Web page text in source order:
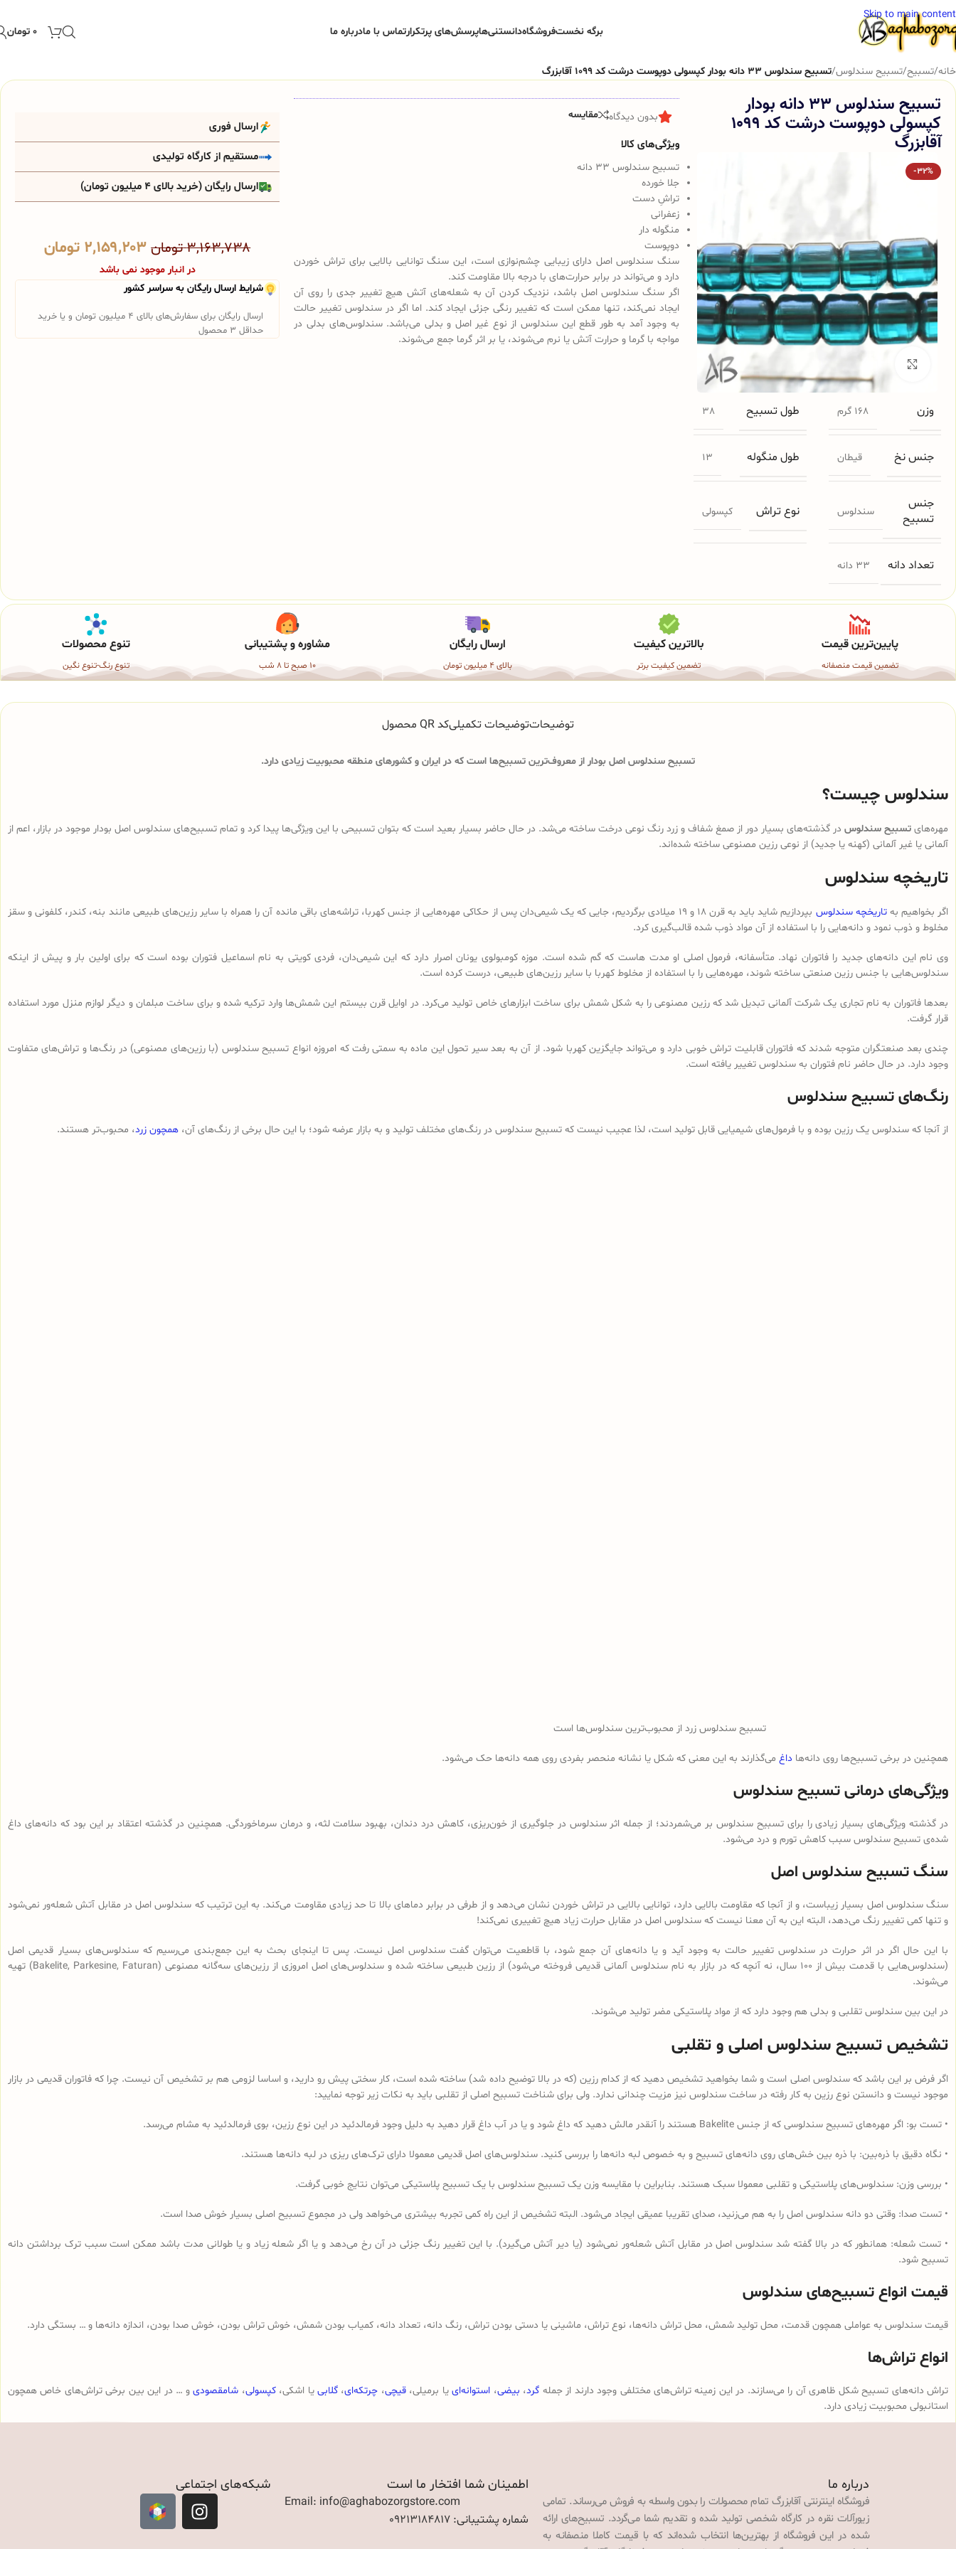
Skip to main content
برگه نخستفروشگاهدانستنی‌هاپرسش‌های پرتکرارتماس با مادرباره ما ۰ تومان
خانه/تسبیح/تسبیح سندلوس/تسبیح سندلوس 33 دانه بودار کپسولی دوپوست درشت کد 1099 آقابزرگ
تسبیح سندلوس 33 دانه بودار
کپسولی دوپوست درشت کد 1099
آقابزرگ
-32%
برای بزرگنمایی کلیک کنید
وزن 168 گرم طول تسبیح 38
جنس نخ قیطان طول منگوله 13
جنس
تسبیح
سندلوس نوع تراش کپسولی
تعداد دانه 33 دانه
بدون دیدگاه مقایسه
ویژگی‌های کالا
تسبیح سندلوس 33 دانه
جلا خورده
تراشِ دست
زعفرانی
منگوله دار
دوپوست
سنگ سندلوس اصل دارای زیبایی چشم‌نوازی است، این سنگ توانایی بالایی برای تراش خوردن
دارد و می‌تواند در برابر حرارت‌های با درجه بالا مقاومت کند.
اگر سنگ سندلوس اصل باشد، نزدیک کردن آن به شعله‌های آتش هیچ تغییر جدی را روی آن
ایجاد نمی‌کند، تنها ممکن است که تغییر رنگی جزئی ایجاد کند. اما اگر در سندلوس تغییر حالت
به وجود آمد به طور قطع این سندلوس از نوع غیر اصل و بدلی می‌باشد. سندلوس‌های بدلی در
مواجه با گرما و حرارت آتش یا نرم می‌شوند، یا بر اثر گرما جمع می‌شوند.
ارسال فوری
مستقیم از کارگاه تولیدی
ارسال رایگان (خرید بالای 4 میلیون تومان)
۳,۱۶۳,۷۳۸تومان ۲,۱۵۹,۲۰۳ تومان
در انبار موجود نمی باشد
شرایط ارسال رایگان به سراسر کشور
ارسال رایگان برای سفارش‌های بالای 4 میلیون تومان و یا خرید
حداقل 3 محصول
پایین‌ترین قیمت
تضمین قیمت منصفانه
بالاترین کیفیت
تضمین کیفیت برتر
ارسال رایگان
بالای 4 میلیون تومان
مشاوره و پشتیبانی
10 صبح تا 8 شب
تنوع محصولات
تنوع رنگ-تنوع نگین
توضیحاتتوضیحات تکمیلیکد QR محصول
تسبیح سندلوس اصل بودار از معروف‌ترین تسبیح‌ها است که در ایران و کشورهای منطقه محبوبیت زیادی دارد.
سندلوس چیست؟
مهره‌های تسبیح سندلوس در گذشته‌های بسیار دور از صمغ شفاف و زرد رنگ نوعی درخت ساخته می‌شد. در حال حاضر بسیار بعید است که بتوان تسبیحی با این ویژگی‌ها پیدا کرد و تمام تسبیح‌های سندلوس‌ اصل بودار موجود در بازار، اعم از
آلمانی یا غیر آلمانی (کهنه یا جدید) از نوعی رزین مصنوعی ساخته شده‌اند.
تاریخچه سندلوس
اگر بخواهیم بهتاریخچه سندلوس
بپردازیم شاید باید به قرن 18 و 19 میلادی برگردیم، جایی که یک شیمی‌دان پس از حکاکی مهره‌هایی از جنس کهربا، تراشه‌های باقی مانده آن را همراه با سایر رزین‌های طبیعی مانند بنه، کندر، کلفونی و سقز
مخلوط و ذوب نمود و دانه‌هایی را با استفاده از آن مواد ذوب شده قالب‌گیری کرد.
وی نام این دانه‌های جدید را فاتوران نهاد. متأسفانه، فرمول اصلی او مدت هاست که گم شده است. موزه کومبولوی یونان اصرار دارد که این شیمی‌دان، فردی کویتی به نام اسماعیل فتوران بوده است که برای اولین بار و پیش از اینکه
سندلوس‌هایی با جنس رزین صنعتی ساخته شوند، مهره‌هایی را با استفاده از مخلوط کهربا با سایر رزین‌های طبیعی، درست کرده است.
بعدها فاتوران به نام تجاری یک شرکت آلمانی تبدیل شد که رزین مصنوعی را به شکل شمش برای ساخت ابزارهای خاص تولید می‌کرد. در اوایل قرن بیستم این شمش‌ها وارد ترکیه شده و برای ساخت مبلمان و دیگر لوازم منزل مورد استفاده
قرار گرفت.
چندی بعد صنعتگران متوجه شدند که فاتوران قابلیت تراش خوبی دارد و می‌تواند جایگزین کهربا شود. از آن به بعد سیر تحول این ماده به سمتی رفت که امروزه انواع تسبیح‌ سندلوس (با رزین‌های مصنوعی) در رنگ‌ها و تراش‌های متفاوت
وجود دارد. در حال حاضر نام فتوران به سندلوس تغییر یافته است.
رنگ‌های تسبیح سندلوس
از آنجا که سندلوس یک رزین بوده و با فرمول‌های شیمیایی قابل تولید است، لذا عجیب نیست که تسبیح سندلوس در رنگ‌های مختلف تولید و به بازار عرضه شود؛ با این حال برخی از رنگ‌های آن، همچون زرد، محبوب‌تر هستند.
تسبیح سندلوس زرد از محبوب‌ترین سندلوس‌ها است
همچنین در برخی تسبیح‌ها روی دانه‌ها داغ می‌گذارند به این معنی که شکل یا نشانه منحصر بفردی روی همه دانه‌ها حک می‌شود.
ویژگی‌های درمانی تسبیح سندلوس
در گذشته ویژگی‌های بسیار زیادی را برای تسبیح سندلوس بر می‌شمردند؛ از جمله اثر سندلوس در جلوگیری از خون‌ریزی، کاهش درد دندان، بهبود سلامت لثه، و درمان سرماخوردگی. همچنین در گذشته اعتقاد بر این بود که دانه‌های داغ
شده‌ی تسبیح سندلوس سبب کاهش تورم و درد می‌شود.
سنگ تسبیح سندلوس اصل
سنگ سندلوس اصل بسیار زیباست، و از آنجا که مقاومت بالایی دارد، توانایی بالایی در تراش خوردن نشان می‌دهد و از طرفی در برابر دماهای بالا تا حد زیادی مقاومت می‌کند. به این ترتیب که سندلوس اصل در مقابل آتش شعله‌ور نمی‌شود
و تنها کمی تغییر رنگ می‌دهد، البته این به آن معنا نیست که سندلوس اصل در مقابل حرارت زیاد هیچ تغییری نمی‌کند!
با این حال اگر در اثر حرارت در سندلوس تغییر حالت به وجود آید و یا دانه‌های آن جمع شود، با قاطعیت می‌توان گفت سندلوس اصل نیست. پس تا اینجای بحث به این جمع‌بندی می‌رسیم که سندلوس‌های بسیار قدیمی اصل
(سندلوس‌هایی با قدمت بیش از 100 سال، نه آنچه که در بازار به نام سندلوس آلمانی قدیمی فروخته می‌شود) از رزین طبیعی ساخته شده و سندلوس‌‌های اصل امروزی از رزین‌های سه‌گانه مصنوعی (Bakelite, Parkesine, Faturan) تهیه
می‌شوند.
در این بین سندلوس تقلبی و بدلی هم وجود دارد که از مواد پلاستیکی مضر تولید می‌شوند.
تشخیص تسبیح سندلوس اصلی و تقلبی
اگر فرض بر این باشد که سندلوس اصلی است و شما بخواهید تشخیص دهید که از کدام رزین (که در بالا توضیح داده شد) ساخته شده است، کار سختی پیش رو دارید، و اساسا لزومی هم بر تشخیص آن نیست. چرا که فاتوران قدیمی در بازار
موجود نیست و دانستن نوع رزین به کار رفته در ساخت سندلوس نیز مزیت چندانی ندارد. ولی برای شناخت تسبیح اصلی از تقلبی باید به نکات زیر توجه نمایید:
• تست بو: اگر مهره‌های تسبیح‌ سندلوسی که از جنس Bakelite هستند را آنقدر مالش دهید که داغ شود و یا در آب داغ قرار دهید به دلیل وجود فرمالدئید در این نوع رزین، بوی فرمالدئید به مشام می‌رسد.
• نگاه دقیق با ذره‌بین: با ذره بین خش‌های روی دانه‌های تسبیح و به خصوص لبه دانه‌ها را بررسی کنید. سندلوس‌های اصل قدیمی معمولا دارای ترک‌های ریزی در لبه دانه‌ها هستند.
• بررسی وزن: سندلوس‌های پلاستیکی و تقلبی معمولا سبک هستند. بنابراین با مقایسه وزن یک تسبیح سندلوس با یک تسبیح پلاستیکی می‌توان نتایج خوبی گرفت.
• تست صدا: وقتی دو دانه سندلوس اصل را به هم می‌زنید، صدای تقریبا عمیقی ایجاد می‌شود. البته تشخیص از این راه کمی تجربه بیشتری می‌خواهد ولی در مجموع تسبیح اصلی بسیار خوش صدا است.
• تست شعله: همانطور که در بالا گفته شد سندلوس اصل در مقابل آتش شعله‌ور نمی‌شود (یا دیر آتش می‌گیرد). با این تغییر رنگ جزئی در آن رخ می‌دهد و یا اگر شعله زیاد و یا طولانی مدت باشد ممکن است سبب ترک برداشتن دانه
تسبیح شود.
قیمت انواع تسبیح‌های سندلوس
قیمت سندلوس به عواملی همچون قدمت، محل تولید شمش، محل تراش دانه‌ها، نوع تراش، ماشینی یا دستی بودن تراش، رنگ دانه، تعداد دانه، کمیاب بودن شمش، خوش تراش بودن، خوش صدا بودن، اندازه دانه‌ها و … بستگی دارد.
انواع تراش‌ها
تراش دانه‌های تسبیح شکل ظاهری آن را می‌سازند. در این زمینه تراش‌های مختلفی وجود دارند از جمله گرد، بیضی، استوانه‌اییا برمیلی،قیچی، چرتکه‌ای، گلابی یا اشکی،کپسولی، شامقصودیو … در این بین برخی تراش‌های خاص همچون
استانبولی محبوبیت زیادی دارد.
درباره ما
فروشگاه اینترنتی آقابزرگ تمام محصولات را بدون واسطه به فروش می‌رساند. تمامی
زیورآلات نقره در کارگاه شخصی تولید شده و تقدیم شما می‌گردد. تسبیح‌های ارائه
شده در این فروشگاه از بهترین‌ها انتخاب شده‌اند که با قیمت کاملا منصفانه به
اطمینان شما افتخار ما است
Email: info@aghabozorgstore.com
شماره پشتیبانی: 09213184817
شبکه‌های اجتماعی